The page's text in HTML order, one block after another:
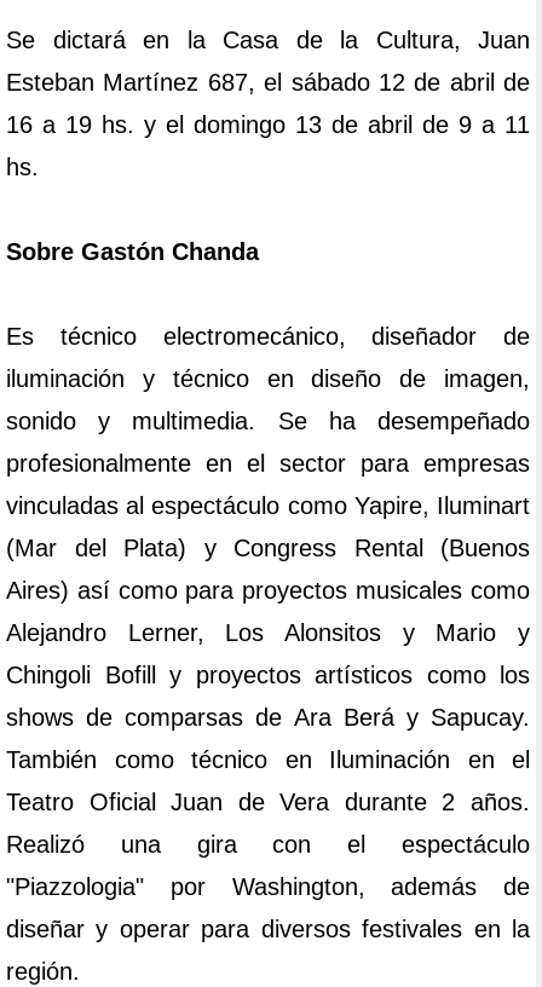
Se dictará en la Casa de la Cultura, Juan
Esteban Martínez 687, el sábado 12 de abril de
16 a 19 hs. y el domingo 13 de abril de 9 a 11
hs.
Sobre Gastón Chanda
Es técnico electromecánico, diseñador de
iluminación y técnico en diseño de imagen,
sonido y multimedia. Se ha desempeñado
profesionalmente en el sector para empresas
vinculadas al espectáculo como Yapire, Iluminart
(Mar del Plata) y Congress Rental (Buenos
Aires) así como para proyectos musicales como
Alejandro Lerner, Los Alonsitos y Mario y
Chingoli Bofill y proyectos artísticos como los
shows de comparsas de Ara Berá y Sapucay.
También como técnico en Iluminación en el
Teatro Oficial Juan de Vera durante 2 años.
Realizó una gira con el espectáculo
"Piazzologia" por Washington, además de
diseñar y operar para diversos festivales en la
región.